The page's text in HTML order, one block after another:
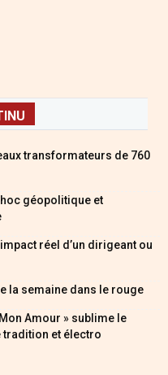
transformateurs de 760
géopolitique et
réel d’un dirigeant ou
la semaine dans le rouge
Amour » sublime le
et électro